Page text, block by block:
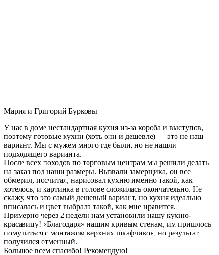
Мария и Григорий Бурковы
У нас в доме нестандартная кухня из-за короба и выступов,
поэтому готовые кухни (хоть они и дешевле) — это не наш
вариант. Мы с мужем много где были, но не нашли
подходящего варианта.
После всех походов по торговым центрам мы решили делать
на заказ под наши размеры. Вызвали замерщика, он все
обмерил, посчитал, нарисовал кухню именно такой, как
хотелось, и картинка в голове сложилась окончательно. Не
скажу, что это самый дешевый вариант, но кухня идеально
вписалась и цвет выбрала такой, как мне нравится.
Примерно через 2 недели нам установили нашу кухню-
красавицу! «Благодаря» нашим кривым стенам, им пришлось
помучиться с монтажом верхних шкафчиков, но результат
получился отменный.
Большое всем спасибо! Рекомендую!